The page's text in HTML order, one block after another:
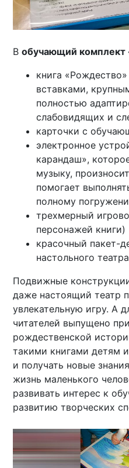
Вобучающий комплект
книга
вставками,
полностью
слабовидящих и
карточки с
электронное
карандаш»,
музыку,
помогает
полному
трехмерный
персонажей книги)
красочный пакет-
настольного театра
Подвижные
даже настоящий театр
увлекательную игру. А
читателей выпущено
рождественской
такими книгами детям
и получать новые
жизнь маленького
развивать интерес к
развитию творческих